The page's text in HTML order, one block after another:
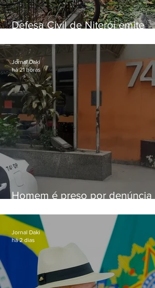
Defesa Civil de Niterói emite
sexta-feira (07)
Homem é preso por denúncia
Alcântara
Jornal Daki
há 21 horas
Jornal Daki
há 2 dias